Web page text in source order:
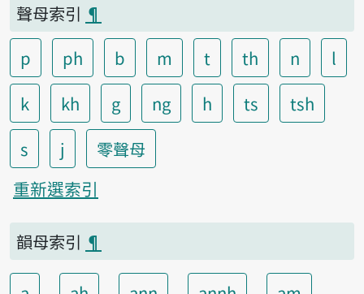
聲母索引 ¶
p
ph b m t th n
l
k
kh g ng h ts
tsh
s
j
零聲母
重新選索引
韻母索引 ¶